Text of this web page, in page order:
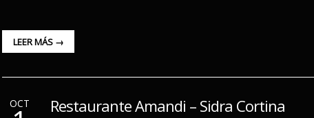
LEER MÁS →
OCT Restaurante Amandi – Sidra Cortina